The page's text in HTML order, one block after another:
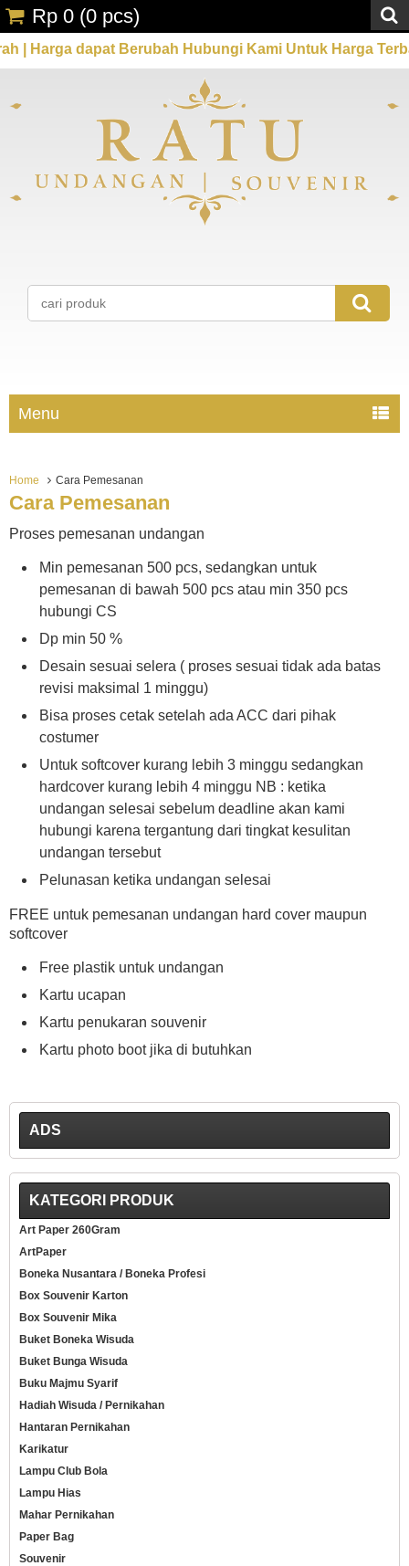
dapat Berubah Hubungi Kami Untuk Harga Terbaik
Rp 0 (0 pcs)
Menu
Home Cara Pemesanan
Cara Pemesanan
Proses pemesanan undangan
Min pemesanan 500 pcs, sedangkan untuk
pemesanan di bawah 500 pcs atau min 350 pcs
hubungi CS
Dp min 50 %
Desain sesuai selera ( proses sesuai tidak ada batas
revisi maksimal 1 minggu)
Bisa proses cetak setelah ada ACC dari pihak
costumer
Untuk softcover kurang lebih 3 minggu sedangkan
hardcover kurang lebih 4 minggu NB : ketika
undangan selesai sebelum deadline akan kami
hubungi karena tergantung dari tingkat kesulitan
undangan tersebut
Pelunasan ketika undangan selesai
FREE untuk pemesanan undangan hard cover maupun
softcover
Free plastik untuk undangan
Kartu ucapan
Kartu penukaran souvenir
Kartu photo boot jika di butuhkan
ADS
KATEGORI PRODUK
Art Paper 260Gram
ArtPaper
Boneka Nusantara / Boneka Profesi
Box Souvenir Karton
Box Souvenir Mika
Buket Boneka Wisuda
Buket Bunga Wisuda
Buku Majmu Syarif
Hadiah Wisuda / Pernikahan
Hantaran Pernikahan
Karikatur
Lampu Club Bola
Lampu Hias
Mahar Pernikahan
Paper Bag
Souvenir